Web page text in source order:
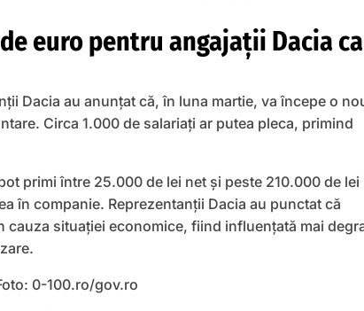
euro pentru angajații Dacia
Dacia au anunțat că, în luna martie, va începe o
Circa 1.000 de salariați ar putea pleca, primind
primi între 25.000 de lei net și peste 210.000 de lei
în companie. Reprezentanții Dacia au punctat că
cauza situației economice, fiind influențată mai
0-100.ro/gov.ro